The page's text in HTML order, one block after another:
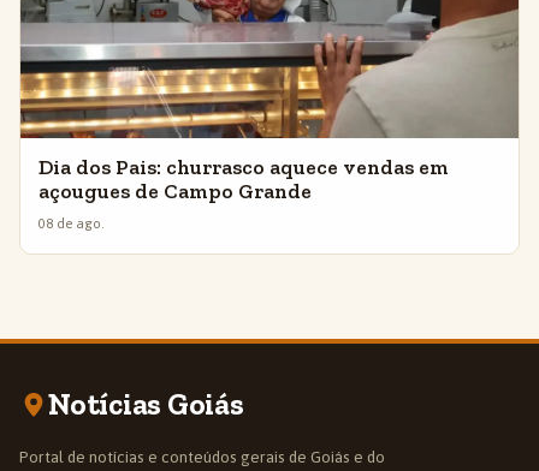
Dia dos Pais: churrasco aquece vendas em
açougues de Campo Grande
08 de ago.
Notícias Goiás
Portal de notícias e conteúdos gerais de Goiás e do